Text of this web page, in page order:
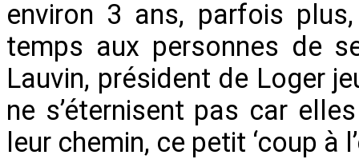
environ 3 ans, parfois
temps aux personnes de
Lauvin, président de Loger
ne s’éternisent pas car
leur chemin, ce petit ‘coup à